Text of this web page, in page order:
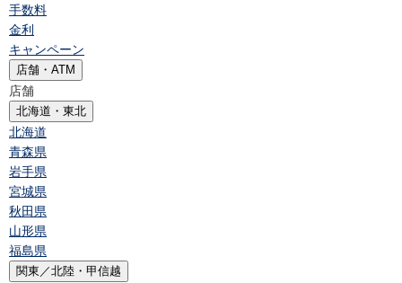
手数料
金利
キャンペーン
店舗・ATM
店舗
北海道・東北
北海道
青森県
岩手県
宮城県
秋田県
山形県
福島県
関東／北陸・甲信越